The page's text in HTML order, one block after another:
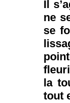
Il
ne
se
la
tout